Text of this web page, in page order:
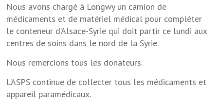
Nous avons chargé à Longwy un camion de
médicaments et de matériel médical pour compléter
le conteneur d’Alsace-Syrie qui doit partir ce lundi aux
centres de soins dans le nord de la Syrie.
Nous remercions tous les donateurs.
L’ASPS continue de collecter tous les médicaments et
appareil paramédicaux.